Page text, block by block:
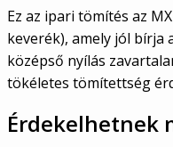
Ez az ipari tömítés az
keverék), amely jól
középső nyílás
tökéletes tömítettség
Érdekelhetnek